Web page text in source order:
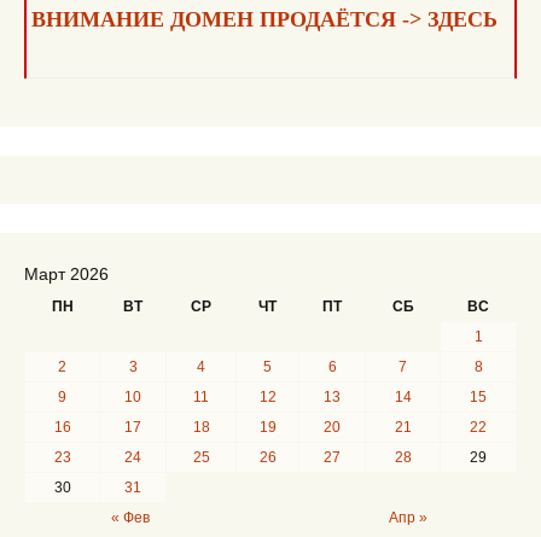
ВНИМАНИЕ ДОМЕН ПРОДАЁТСЯ -> ЗДЕСЬ
Март 2026
ПН ВТ СР ЧТ ПТ СБ ВС
« Фев Апр »
1
2
3 4 5 6 7
8
9
10 11 12 13 14
15
16
17 18 19 20 21
22
23
24 25 26 27 28
29
30
31